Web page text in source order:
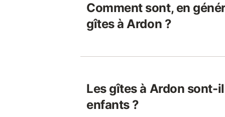
Comment sont, en
gîtes à Ardon ?
Les gîtes à Ardon sont-
enfants ?